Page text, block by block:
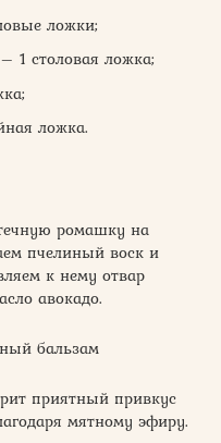
ложки;
1 столовая ложка;
ложка.
ромашку на
пчелиный воск и
к нему отвар
авокадо.
бальзам
приятный привкус
мятному эфиру.